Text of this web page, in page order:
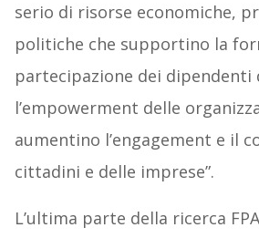
serio di risorse economiche,
politiche che supportino la
partecipazione dei dipendenti
l’empowerment delle
aumentino l’engagement e il
cittadini e delle imprese”.
L’ultima parte della ricerca